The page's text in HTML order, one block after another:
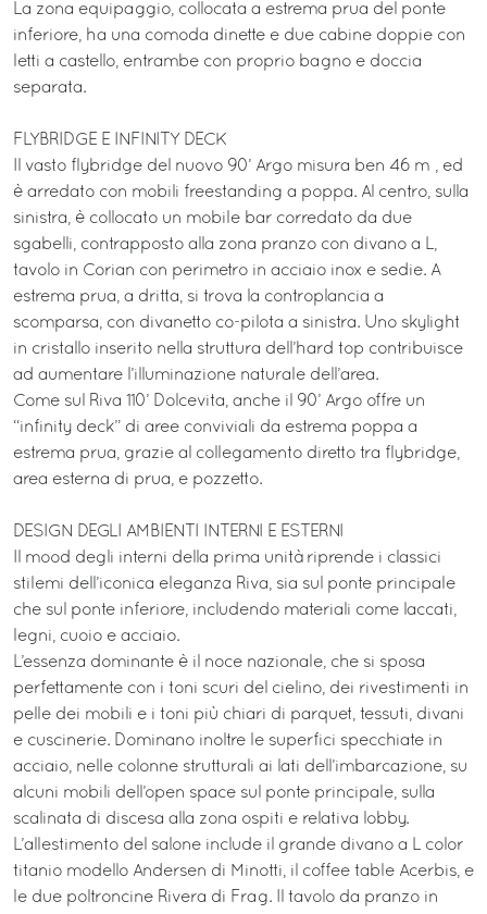
La zona equipaggio, collocata a estrema prua del ponte
inferiore, ha una comoda dinette e due cabine doppie con
letti a castello, entrambe con proprio bagno e doccia
separata.
FLYBRIDGE E INFINITY DECK
Il vasto flybridge del nuovo 90’ Argo misura ben 46 m², ed
è arredato con mobili freestanding a poppa. Al centro, sulla
sinistra, è collocato un mobile bar corredato da due
sgabelli, contrapposto alla zona pranzo con divano a L,
tavolo in Corian con perimetro in acciaio inox e sedie. A
estrema prua, a dritta, si trova la controplancia a
scomparsa, con divanetto co-pilota a sinistra. Uno skylight
in cristallo inserito nella struttura dell’hard top contribuisce
ad aumentare l’illuminazione naturale dell’area.
Come sul Riva 110’ Dolcevita, anche il 90’ Argo offre un
“infinity deck” di aree conviviali da estrema poppa a
estrema prua, grazie al collegamento diretto tra flybridge,
area esterna di prua, e pozzetto.
DESIGN DEGLI AMBIENTI INTERNI E ESTERNI
Il mood degli interni della prima unità riprende i classici
stilemi dell’iconica eleganza Riva, sia sul ponte principale
che sul ponte inferiore, includendo materiali come laccati,
legni, cuoio e acciaio.
L’essenza dominante è il noce nazionale, che si sposa
perfettamente con i toni scuri del cielino, dei rivestimenti in
pelle dei mobili e i toni più chiari di parquet, tessuti, divani
e cuscinerie. Dominano inoltre le superfici specchiate in
acciaio, nelle colonne strutturali ai lati dell’imbarcazione, su
alcuni mobili dell’open space sul ponte principale, sulla
scalinata di discesa alla zona ospiti e relativa lobby.
L’allestimento del salone include il grande divano a L color
titanio modello Andersen di Minotti, il coffee table Acerbis, e
le due poltroncine Rivera di Frag. Il tavolo da pranzo in